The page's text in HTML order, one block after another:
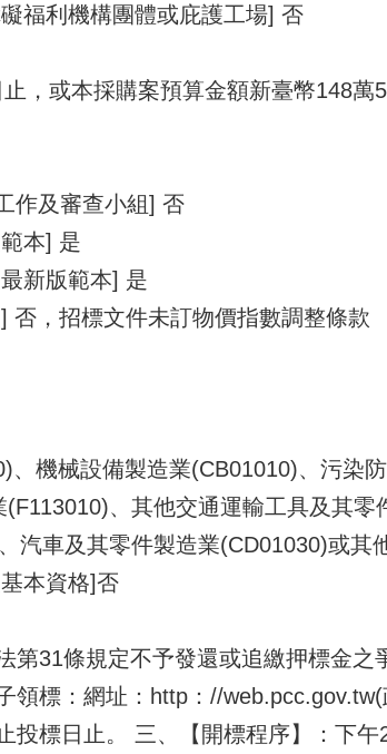
福利機構團體或庇護工場] 否
，或本採購案預算金額新臺幣148萬
作及審查小組] 否
本] 是
新版範本] 是
否，招標文件未訂物價指數調整條款
機械設備製造業(CB01010)、污染
、其他交通運輸工具及其零
汽車及其零件製造業(CD01030)或其
本資格]否
第31條規定不予發還或追繳押標金之
領標：網址：http：//
投標日止。 三、【開標程序】：下